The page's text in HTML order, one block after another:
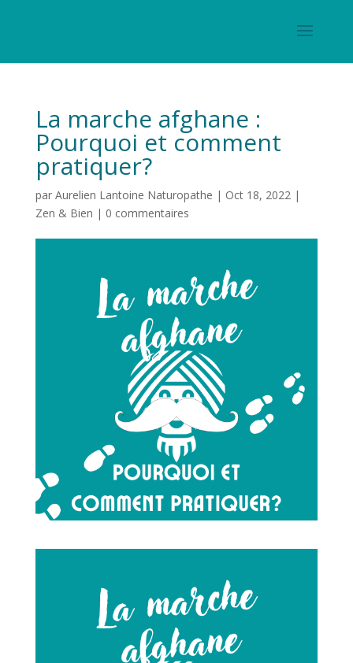
La marche afghane :
Pourquoi et comment
pratiquer?
par Aurelien Lantoine Naturopathe | Oct 18, 2022|
Zen & Bien | 0 commentaires